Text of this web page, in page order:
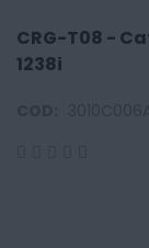
CRG-T08 -
1238i